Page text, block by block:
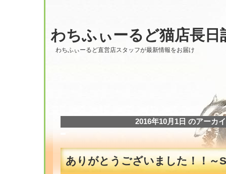
わちふぃーるど猫店長日
わちふぃーるど直営店スタッフが最新情報をお届け
2016年10月1日 のアーカ
ありがとうございました！！～